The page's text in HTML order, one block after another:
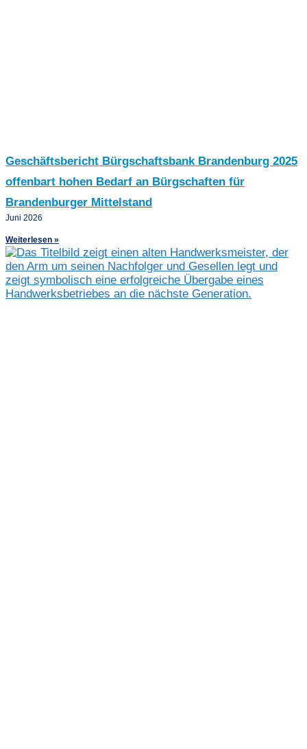
Geschäftsbericht Bürgschaftsbank Brandenburg 2025
offenbart hohen Bedarf an Bürgschaften für
Brandenburger Mittelstand
Juni 2026
Weiterlesen »